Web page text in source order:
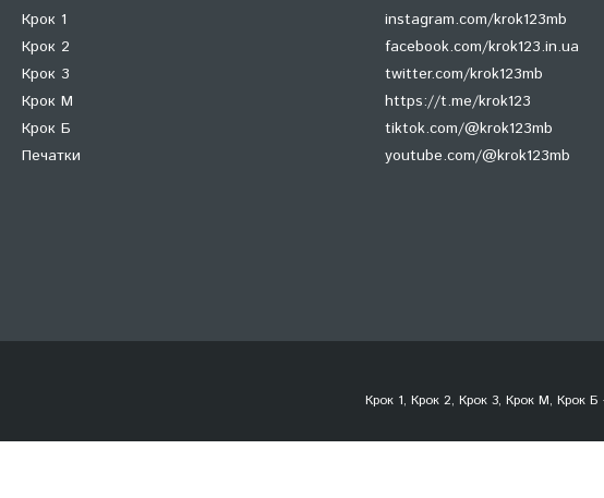
Крок 1
Крок 2
Крок 3
Крок М
Крок Б
Печатки
instagram.com/krok123mb
facebook.com/krok123.in.ua
twitter.com/krok123mb
https://t.me/krok123
tiktok.com/@krok123mb
youtube.com/@krok123mb